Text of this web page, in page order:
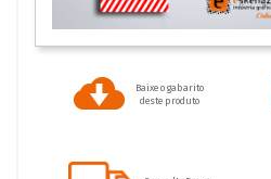
Baixe o gabarito
deste produto